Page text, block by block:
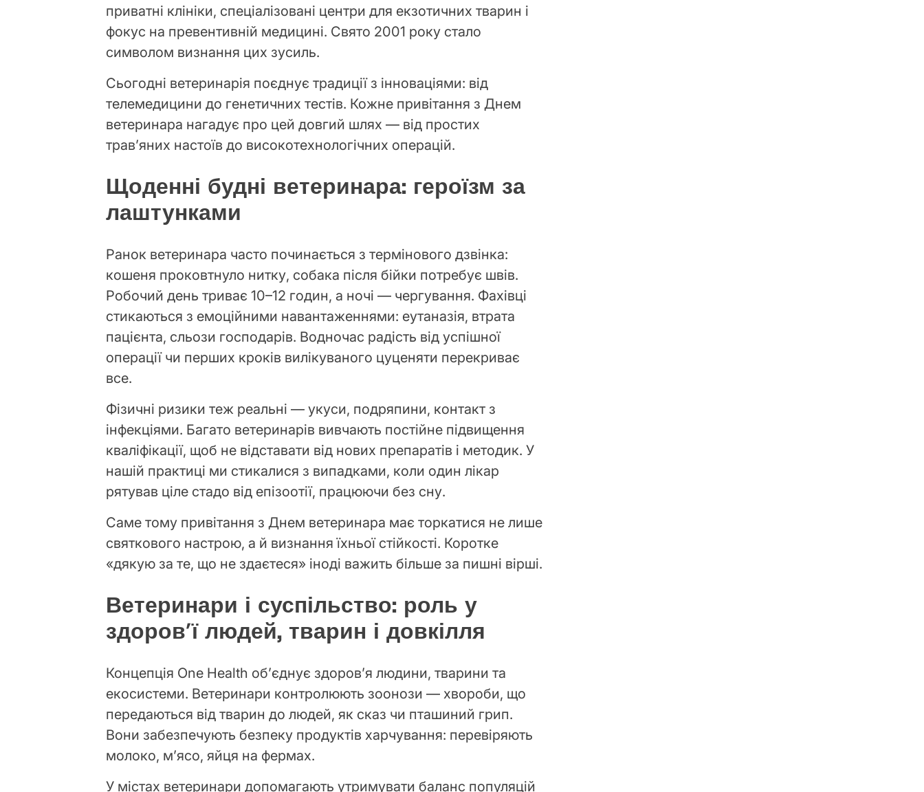
приватні клініки, спеціалізовані центри для екзотичних тварин і
фокус на превентивній медицині. Свято 2001 року стало
символом визнання цих зусиль.
Сьогодні ветеринарія поєднує традиції з інноваціями: від
телемедицини до генетичних тестів. Кожне привітання з Днем
ветеринара нагадує про цей довгий шлях — від простих
трав’яних настоїв до високотехнологічних операцій.
Щоденні будні ветеринара: героїзм за
лаштунками
Ранок ветеринара часто починається з термінового дзвінка:
кошеня проковтнуло нитку, собака після бійки потребує швів.
Робочий день триває 10–12 годин, а ночі — чергування. Фахівці
стикаються з емоційними навантаженнями: еутаназія, втрата
пацієнта, сльози господарів. Водночас радість від успішної
операції чи перших кроків вилікуваного цуценяти перекриває
все.
Фізичні ризики теж реальні — укуси, подряпини, контакт з
інфекціями. Багато ветеринарів вивчають постійне підвищення
кваліфікації, щоб не відставати від нових препаратів і методик. У
нашій практиці ми стикалися з випадками, коли один лікар
рятував ціле стадо від епізоотії, працюючи без сну.
Саме тому привітання з Днем ветеринара має торкатися не лише
святкового настрою, а й визнання їхньої стійкості. Коротке
«дякую за те, що не здаєтеся» іноді важить більше за пишні вірші.
Ветеринари і суспільство: роль у
здоров’ї людей, тварин і довкілля
Концепція One Health об’єднує здоров’я людини, тварини та
екосистеми. Ветеринари контролюють зоонози — хвороби, що
передаються від тварин до людей, як сказ чи пташиний грип.
Вони забезпечують безпеку продуктів харчування: перевіряють
молоко, м’ясо, яйця на фермах.
У містах ветеринари допомагають утримувати баланс популяцій